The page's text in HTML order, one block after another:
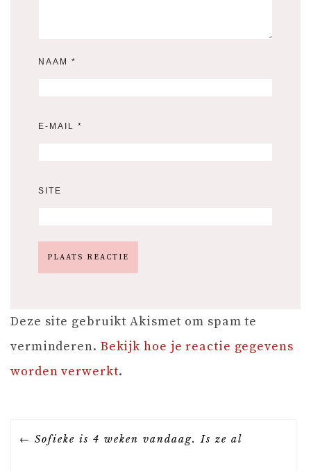
NAAM *
E-MAIL *
SITE
Deze site gebruikt Akismet om spam te
verminderen. Bekijk hoe je reactie gegevens
worden verwerkt.
B Sofieke is 4 weken vandaag. Is ze al